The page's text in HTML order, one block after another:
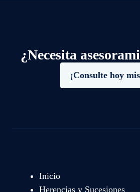
¿Necesita
¡Consulte hoy
Inicio
Herencias y Sucesiones